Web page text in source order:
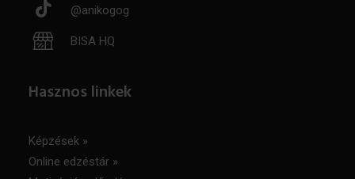
@anikogog
BISA HQ
Hasznos linkek
Képzések »
Online edzéstár »